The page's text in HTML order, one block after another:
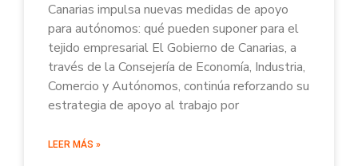
Canarias impulsa nuevas medidas de apoyo
para autónomos: qué pueden suponer para el
tejido empresarial El Gobierno de Canarias, a
través de la Consejería de Economía, Industria,
Comercio y Autónomos, continúa reforzando su
estrategia de apoyo al trabajo por
LEER MÁS »